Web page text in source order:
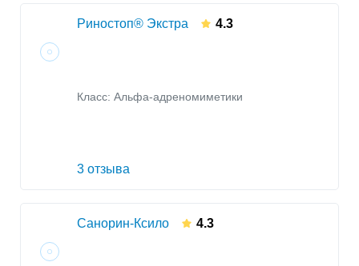
Риностоп® Экстра 4.3
Класс: Альфа-адреномиметики
3 отзыва
Санорин-Ксило 4.3